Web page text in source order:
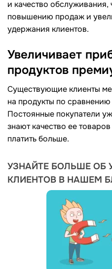
и качество обслуживания,
повышению продаж и
удержания клиентов.
Увеличивает
продуктов
Существующие клиенты
на продукты по
Постоянные покупатели
знают качество ее
платить больше.
УЗНАЙТЕ БОЛЬШЕ ОБ
КЛИЕНТОВ В НАШЕМ